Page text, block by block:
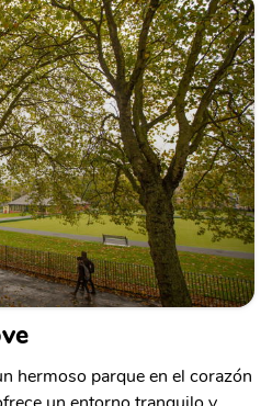
hermoso parque en el corazón